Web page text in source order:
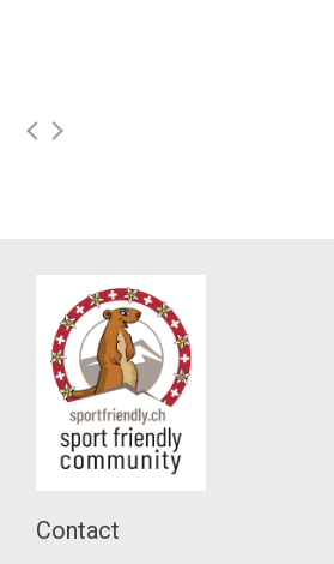
Contact